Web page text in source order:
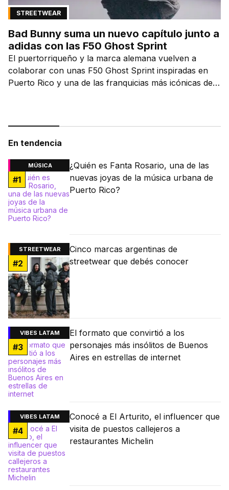
STREETWEAR
Bad Bunny suma un nuevo capítulo junto a
adidas con las F50 Ghost Sprint
El puertorriqueño y la marca alemana vuelven a
colaborar con unas F50 Ghost Sprint inspiradas en
Puerto Rico y una de las franquicias más icónicas del
En tendencia
MÚSICA
#1
¿Quién es Fanta Rosario, una de las
nuevas joyas de la música urbana de
Puerto Rico?
STREETWEAR
#2
Cinco marcas argentinas de
streetwear que debés conocer
VIBES LATAM
#3
El formato que convirtió a los
personajes más insólitos de Buenos
Aires en estrellas de internet
VIBES LATAM
#4
Conocé a El Arturito, el influencer que
visita de puestos callejeros a
restaurantes Michelin